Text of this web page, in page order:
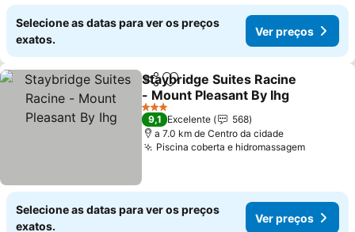
Selecione as datas para ver os preços
exatos.
Ver preços
PartilharAdicionar aos favoritos
Staybridge Suites Racine
- Mount Pleasant By Ihg
3 Estrelas
9,1 Excelente
568
a 7.0 km de Centro da cidade
Piscina coberta e hidromassagem
Selecione as datas para ver os preços
exatos.
Ver preços